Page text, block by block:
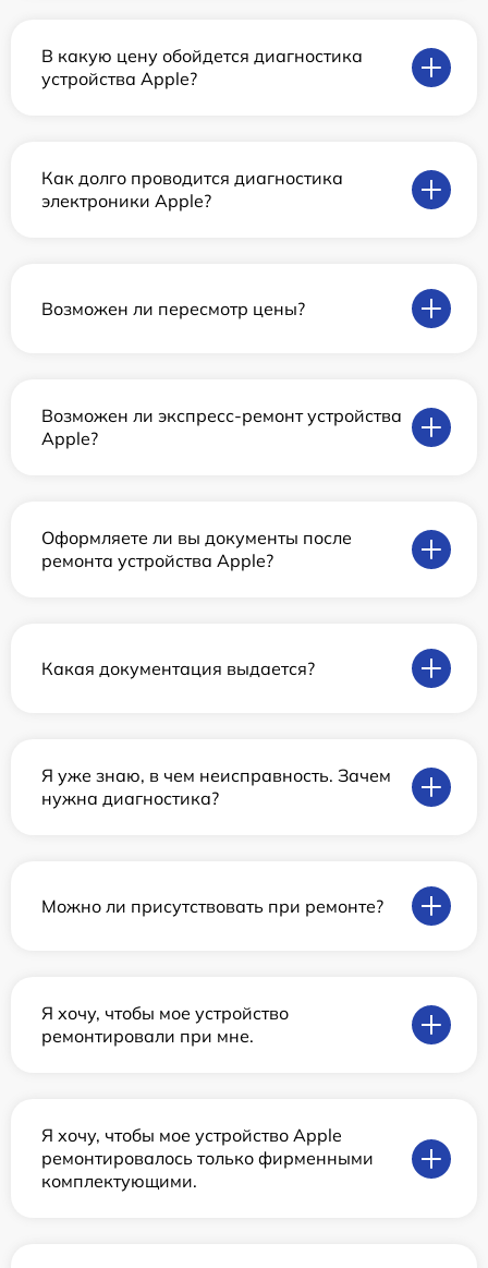
В какую цену обойдется диагностика
устройства Apple?
Как долго проводится диагностика
электроники Apple?
Возможен ли пересмотр цены?
Возможен ли экспресс-ремонт устройства
Apple?
Оформляете ли вы документы после
ремонта устройства Apple?
Какая документация выдается?
Я уже знаю, в чем неисправность. Зачем
нужна диагностика?
Можно ли присутствовать при ремонте?
Я хочу, чтобы мое устройство
ремонтировали при мне.
Я хочу, чтобы мое устройство Apple
ремонтировалось только фирменными
комплектующими.